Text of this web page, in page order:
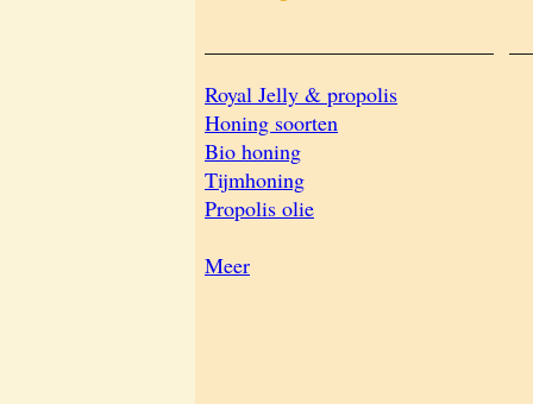
Royal Jelly & propolis
Honing soorten
Bio honing
Tijmhoning
Propolis olie
Meer